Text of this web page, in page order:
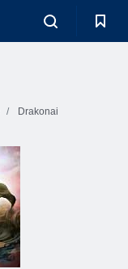
Drakonai